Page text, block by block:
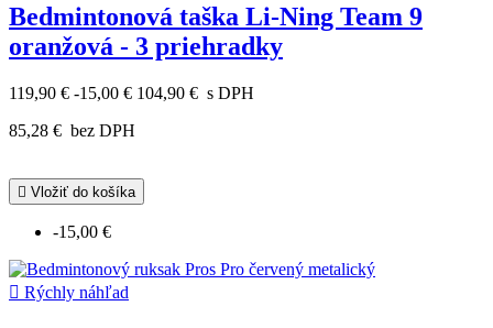
Bedmintonová taška Li-Ning Team 9
oranžová - 3 priehradky
119,90 € -15,00 € 104,90 € s DPH
85,28 € bez DPH
 Vložiť do košíka
-15,00 €
 Rýchly náhľad